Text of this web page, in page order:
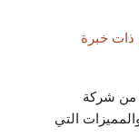
ذات خبرة
من شركة
التي